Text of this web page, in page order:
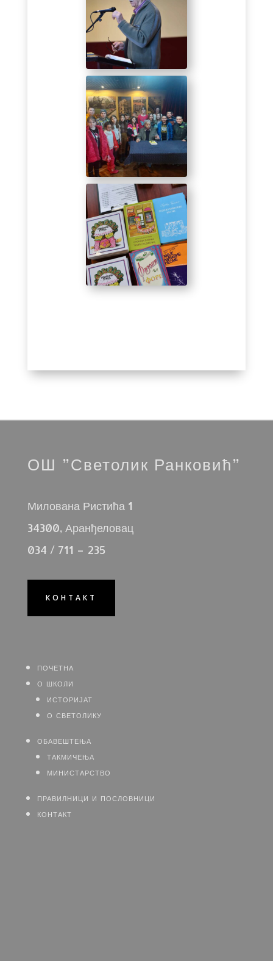
ОШ ”Светолик Ранковић”
Милована Ристића 1
34300, Аранђеловац
034 / 711 – 235
КОНТАКТ
почетна
о школи
историјат
о светолику
обавештења
такмичења
министарство
правилници и пословници
контакт